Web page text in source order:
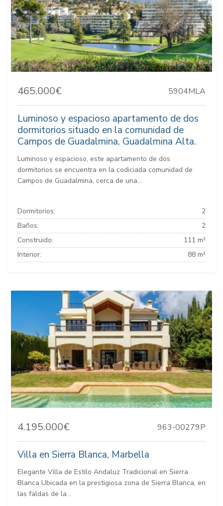
465.000€ 5904MLA
Luminoso y espacioso apartamento de dos
dormitorios situado en la comunidad de
Campos de Guadalmina, Guadalmina Alta.
Luminoso y espacioso, este apartamento de dos
dormitorios se encuentra en la codiciada comunidad de
Campos de Guadalmina, cerca de una...
Dormitorios:
2
Baños:
2
Construido:
111 m²
Interior:
88 m²
4.195.000€ 963-00279P
Villa en Sierra Blanca, Marbella
Elegante Villa de Estilo Andaluz Tradicional en Sierra
Blanca Ubicada en la prestigiosa zona de Sierra Blanca, en
las faldas de la...